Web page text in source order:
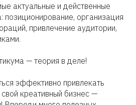
актуальные и действенные
позиционирование, организация
привлечение аудитории,
— теория в деле!
эффективно привлекать
креативный бизнес —